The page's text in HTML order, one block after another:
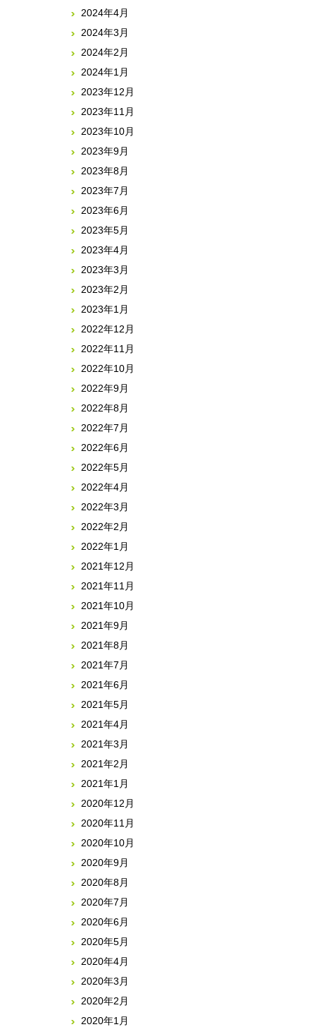
2024年4月
2024年3月
2024年2月
2024年1月
2023年12月
2023年11月
2023年10月
2023年9月
2023年8月
2023年7月
2023年6月
2023年5月
2023年4月
2023年3月
2023年2月
2023年1月
2022年12月
2022年11月
2022年10月
2022年9月
2022年8月
2022年7月
2022年6月
2022年5月
2022年4月
2022年3月
2022年2月
2022年1月
2021年12月
2021年11月
2021年10月
2021年9月
2021年8月
2021年7月
2021年6月
2021年5月
2021年4月
2021年3月
2021年2月
2021年1月
2020年12月
2020年11月
2020年10月
2020年9月
2020年8月
2020年7月
2020年6月
2020年5月
2020年4月
2020年3月
2020年2月
2020年1月